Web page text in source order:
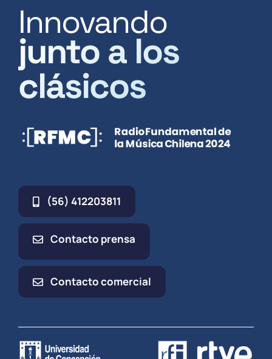
Innovando
junto a los
clásicos
(56) 412203811
Contacto prensa
Contacto comercial